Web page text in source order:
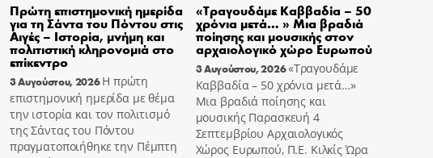
Πρώτη επιστημονική ημερίδα
για τη Σάντα του Πόντου στις
Αιγές – Ιστορία, μνήμη και
πολιτιστική κληρονομιά στο
επίκεντρο
3 Αυγούστου, 2026 Η πρώτη
επιστημονική ημερίδα με θέμα
την ιστορία και τον πολιτισμό
της Σάντας του Πόντου
πραγματοποιήθηκε την Πέμπτη
«Τραγουδάμε Καββαδία – 50
χρόνια μετά… » Μια βραδιά
ποίησης και μουσικής στον
αρχαιολογικό χώρο Ευρωπού
3 Αυγούστου, 2026«Τραγουδάμε
Καββαδία – 50 χρόνια μετά…»
Μια βραδιά ποίησης και
μουσικής Παρασκευή 4
Σεπτεμβρίου Αρχαιολογικός
Χώρος Ευρωπού, Π.Ε. Κιλκίς Ώρα